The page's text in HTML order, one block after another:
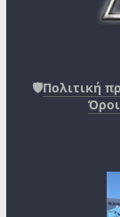
🛡️Πολιτική